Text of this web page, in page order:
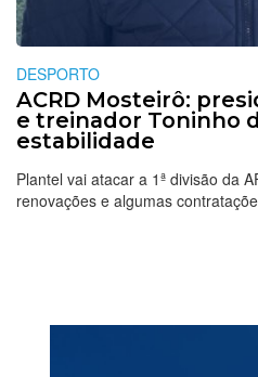
DESPORTO
ACRD Mosteirô:
e treinador Toninho
estabilidade
Plantel vai atacar a 1ª divisão da
renovações e algumas